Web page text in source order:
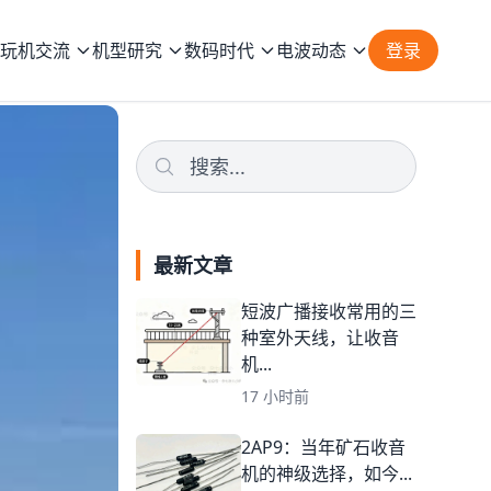
玩机交流 机型研究 数码时代 电波动态 登录
最新文章
短波广播接收常用的三
种室外天线，让收音
机...
17 小时前
2AP9：当年矿石收音
机的神级选择，如今...